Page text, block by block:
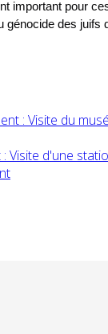
important pour
génocide des juifs
: Visite du
: Visite d'une